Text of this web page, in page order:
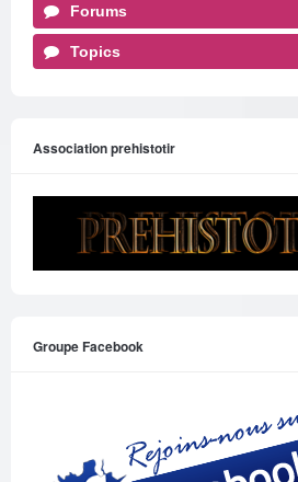
Forums
Topics
Association prehistotir
Groupe Facebook